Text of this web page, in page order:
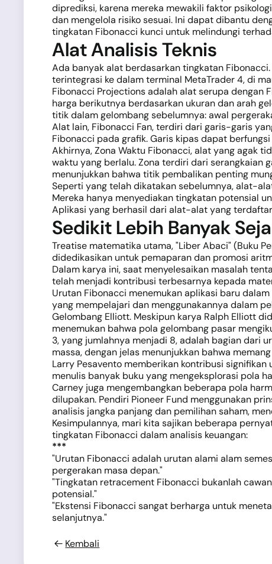
diprediksi, karena mereka mewakili faktor
dan mengelola risiko sesuai. Ini dapat dibantu
tingkatan Fibonacci kunci untuk melindungi
Alat Analisis Teknis
Ada banyak alat berdasarkan tingkatan
terintegrasi ke dalam terminal MetaTrader 4, di
Fibonacci Projections adalah alat serupa dengan
harga berikutnya berdasarkan ukuran dan arah
titik dalam gelombang sebelumnya: awal
Alat lain, Fibonacci Fan, terdiri dari garis-garis
Fibonacci pada grafik. Garis kipas dapat
Akhirnya, Zona Waktu Fibonacci, alat yang agak
waktu yang berlalu. Zona terdiri dari serangkaian
menunjukkan bahwa titik pembalikan penting
Seperti yang telah dikatakan sebelumnya, alat-
Mereka hanya menyediakan tingkatan potensial
Aplikasi yang berhasil dari alat-alat yang
Sedikit Lebih Banyak
Treatise matematika utama, "Liber Abaci" (Buku
didedikasikan untuk pemaparan dan promosi
Dalam karya ini, saat menyelesaikan masalah
telah menjadi kontribusi terbesarnya kepada
Urutan Fibonacci menemukan aplikasi baru
yang mempelajari dan menggunakannya dalam
Gelombang Elliott. Meskipun karya Ralph Elliott
menemukan bahwa pola gelombang pasar
3, yang jumlahnya menjadi 8, adalah bagian dari
massa, dengan jelas menunjukkan bahwa
Larry Pesavento memberikan kontribusi
menulis banyak buku yang mengeksplorasi pola
Carney juga mengembangkan beberapa pola
dilupakan. Pendiri Pioneer Fund menggunakan
analisis jangka panjang dan pemilihan saham,
Kesimpulannya, mari kita sajikan beberapa
tingkatan Fibonacci dalam analisis keuangan:
***
"Urutan Fibonacci adalah urutan alami alam
pergerakan masa depan."
"Tingkatan retracement Fibonacci bukanlah
potensial."
"Ekstensi Fibonacci sangat berharga untuk
selanjutnya."
Kembali